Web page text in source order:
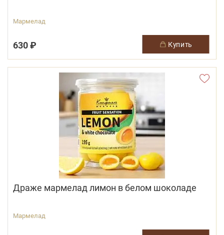
Мармелад
630 ₽ купить
Драже мармелад лимон в белом шоколаде
Мармелад